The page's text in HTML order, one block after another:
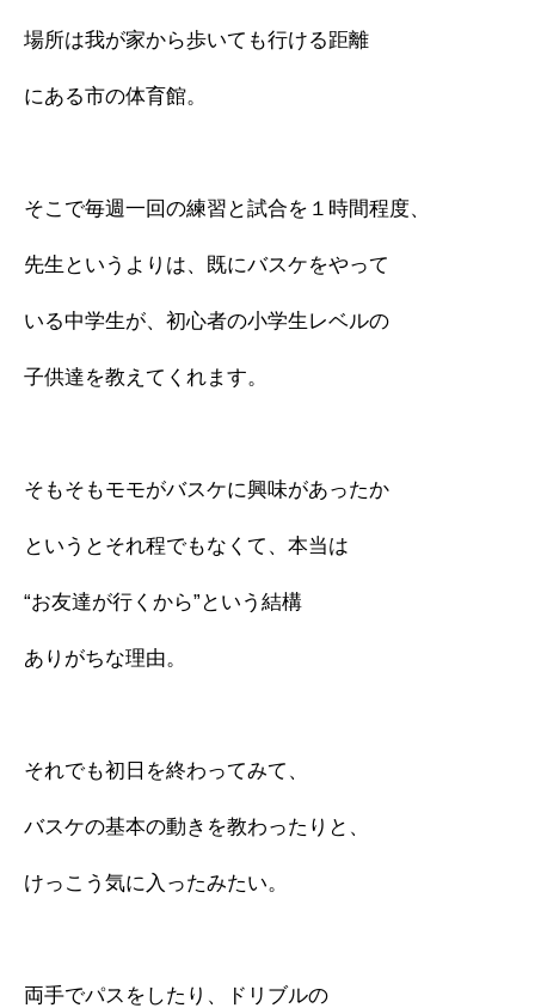
場所は我が家から歩いても行ける距離
にある市の体育館。
そこで毎週一回の練習と試合を１時間程度、
先生というよりは、既にバスケをやって
いる中学生が、初心者の小学生レベルの
子供達を教えてくれます。
そもそもモモがバスケに興味があったか
というとそれ程でもなくて、本当は
“お友達が行くから”という結構
ありがちな理由。
それでも初日を終わってみて、
バスケの基本の動きを教わったりと、
けっこう気に入ったみたい。
両手でパスをしたり、ドリブルの